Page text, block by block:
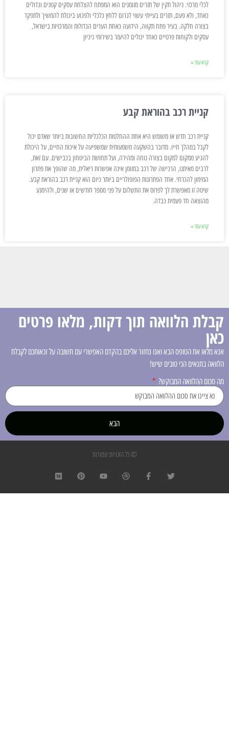
לכלי מרכזי. ניהול תקין של תזרים מזומנים הוא המפתח להצלחת עסקים קטנים וגדולים
כאחד, ולא פעם, תזרים בעייתי עשוי לגרום ללחץ כלכלי ולפגוע ביכולת להמשיך ולתפקד
בצורה חלקה. בעיר פתח תקווה, הידועה כאחת הערים הגדולות והמרכזיות בישראל,
עסקים ולקוחות פרטיים כאחד יכולים להיעזר בשירותי ניכיון
קרא עוד »
קניית רכב בהוראת קבע
קניית רכב חדש או משומש היא אחת ההחלטות הכלכליות החשובות ביותר שאדם יכול
לקבל במהלך חייו. מדובר בהשקעה משמעותית שמשפיעה על איכות החיים, על היכולת
להגיע ממקום למקום בצורה נוחה ומהירה, ועל תחושת הביטחון בכבישים. עם זאת,
לרבים מאיתנו, הרכישה של רכב במזומן אינה אפשרות ריאלית, מה שהופך את פתרון
המימון להכרחי. אחד הפתרונות הפופולריים ביותר כיום הוא קניית רכב בהוראת קבע.
שיטה זו מאפשרת לך לפרוס את התשלום על פני מספר חודשים או שנים, ולהימנע
מהוצאה חד פעמית כבדה.
קרא עוד »
קבלת הלוואה תוך דקות, מלאו פרטים
כאן
אנא מלאו את הטופס הבא ואנו נחזור אליכם בהקדם האפשרי עם תשובה על זכאותכם לקבלת
הלוואה בתנאים הכי טובים שיש!
מה סכום ההלוואה המבוקש?
הבא
© כל הזכויות שמורות